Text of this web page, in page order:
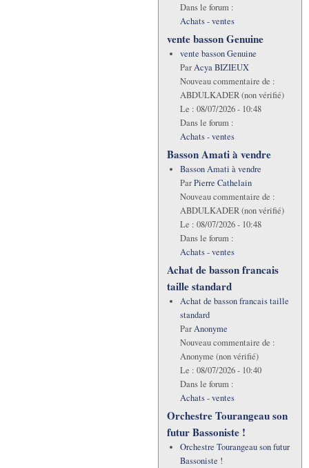
Dans le forum :
Achats - ventes
vente basson Genuine
vente basson Genuine
ParAcya BIZIEUX
Nouveau commentaire de :
ABDULKADER (non vérifié)
Le : 08/07/2026 - 10:48
Dans le forum :
Achats - ventes
Basson Amati à vendre
Basson Amati à vendre
ParPierre Cathelain
Nouveau commentaire de :
ABDULKADER (non vérifié)
Le : 08/07/2026 - 10:48
Dans le forum :
Achats - ventes
Achat de basson francais
taille standard
Achat de basson francais taille
standard
ParAnonyme
Nouveau commentaire de :
Anonyme (non vérifié)
Le : 08/07/2026 - 10:40
Dans le forum :
Achats - ventes
Orchestre Tourangeau son
futur Bassoniste !
Orchestre Tourangeau son futur
Bassoniste !